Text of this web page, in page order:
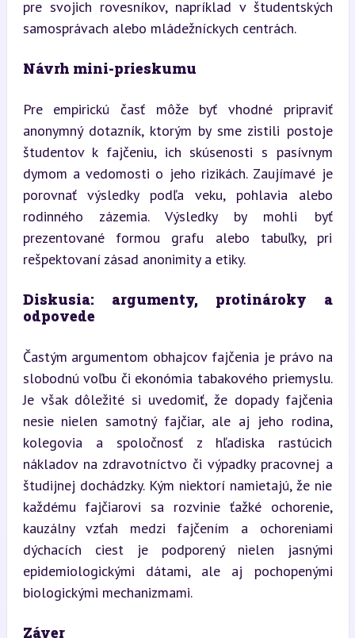
pre svojich rovesníkov, napríklad v študentských
samosprávach alebo mládežníckych centrách.
Návrh mini-prieskumu
Pre empirickú časť môže byť vhodné pripraviť
anonymný dotazník, ktorým by sme zistili postoje
študentov k fajčeniu, ich skúsenosti s pasívnym
dymom a vedomosti o jeho rizikách. Zaujímavé je
porovnať výsledky podľa veku, pohlavia alebo
rodinného zázemia. Výsledky by mohli byť
prezentované formou grafu alebo tabuľky, pri
rešpektovaní zásad anonimity a etiky.
Diskusia: argumenty, protinároky a
odpovede
Častým argumentom obhajcov fajčenia je právo na
slobodnú voľbu či ekonómia tabakového priemyslu.
Je však dôležité si uvedomiť, že dopady fajčenia
nesie nielen samotný fajčiar, ale aj jeho rodina,
kolegovia a spoločnosť z hľadiska rastúcich
nákladov na zdravotníctvo či výpadky pracovnej a
študijnej dochádzky. Kým niektorí namietajú, že nie
každému fajčiarovi sa rozvinie ťažké ochorenie,
kauzálny vzťah medzi fajčením a ochoreniami
dýchacích ciest je podporený nielen jasnými
epidemiologickými dátami, ale aj pochopenými
biologickými mechanizmami.
Záver